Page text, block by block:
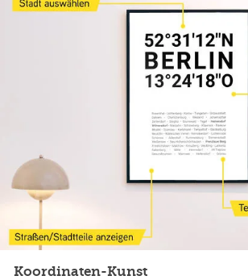
Koordinaten-Kunst